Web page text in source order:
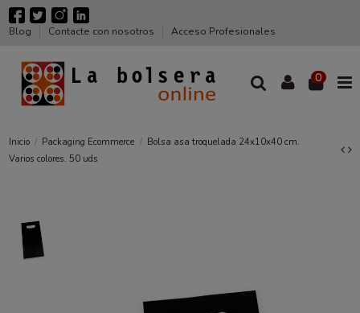
Blog Contacte con nosotros Acceso Profesionales
0
Inicio Packaging Ecommerce
Bolsa asa troquelada 24x10x40 cm.
Varios colores. 50 uds